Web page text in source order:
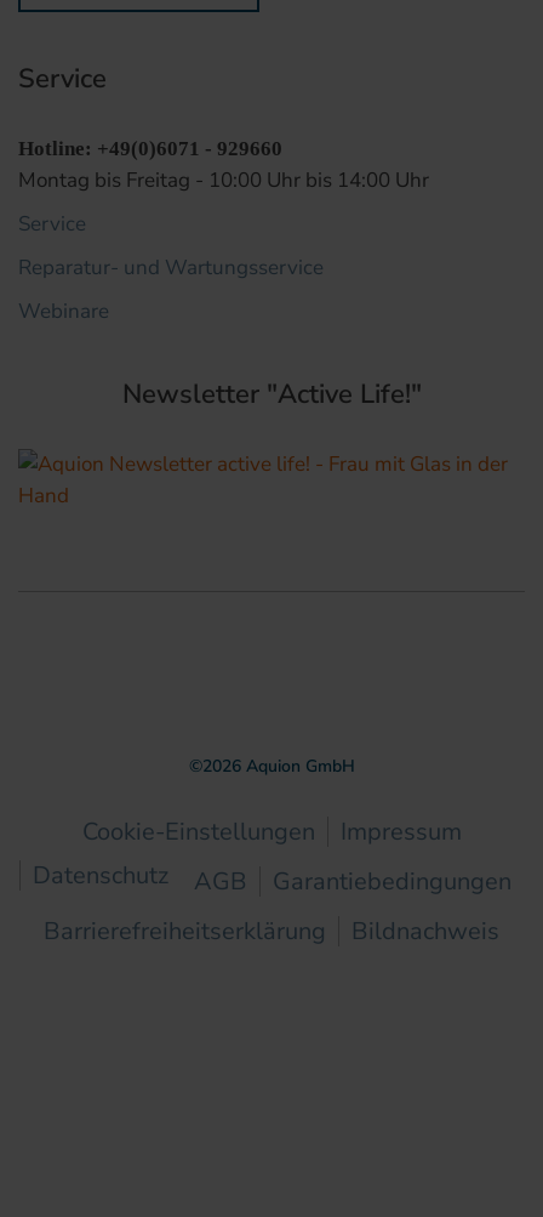
Service
Hotline: +49(0)6071 - 929660
Montag bis Freitag - 10:00 Uhr bis 14:00 Uhr
Service
Reparatur- und Wartungsservice
Webinare
Newsletter "Active Life!"
©2026Aquion GmbH
Cookie-Einstellungen
Impressum
Datenschutz
AGB
Garantiebedingungen
Barrierefreiheitserklärung
Bildnachweis